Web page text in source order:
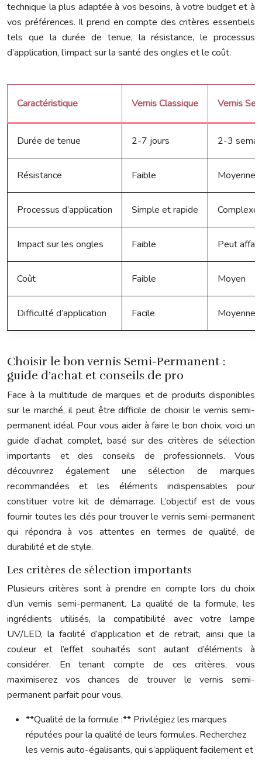
technique la plus adaptée à vos besoins, à votre budget et à
vos préférences. Il prend en compte des critères essentiels
tels que la durée de tenue, la résistance, le processus
d’application, l’impact sur la santé des ongles et le coût.
Caractéristique Vernis Classique Vernis
Durée de tenue 2-7 jours 2-3
Résistance Faible Moyenne
Processus d’application Simple et rapide
Impact sur les ongles Faible Peut
Coût Faible Moyen
Difficulté d’application Facile Moyenne
Choisir le bon vernis Semi-Permanent :
guide d’achat et conseils de pro
Face à la multitude de marques et de produits disponibles
sur le marché, il peut être difficile de choisir le vernis semi-
permanent idéal. Pour vous aider à faire le bon choix, voici un
guide d’achat complet, basé sur des critères de sélection
importants et des conseils de professionnels. Vous
découvrirez également une sélection de marques
recommandées et les éléments indispensables pour
constituer votre kit de démarrage. L’objectif est de vous
fournir toutes les clés pour trouver le vernis semi-permanent
qui répondra à vos attentes en termes de qualité, de
durabilité et de style.
Les critères de sélection importants
Plusieurs critères sont à prendre en compte lors du choix
d’un vernis semi-permanent. La qualité de la formule, les
ingrédients utilisés, la compatibilité avec votre lampe
UV/LED, la facilité d’application et de retrait, ainsi que la
couleur et l’effet souhaités sont autant d’éléments à
considérer. En tenant compte de ces critères, vous
maximiserez vos chances de trouver le vernis semi-
permanent parfait pour vous.
**Qualité de la formule :** Privilégiez les marques
réputées pour la qualité de leurs formules. Recherchez
les vernis auto-égalisants, qui s’appliquent facilement et